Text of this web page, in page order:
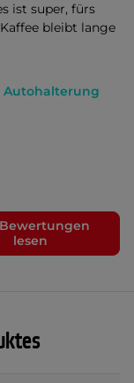
ist super, fürs
bleibt lange
Autohalterung
lesen